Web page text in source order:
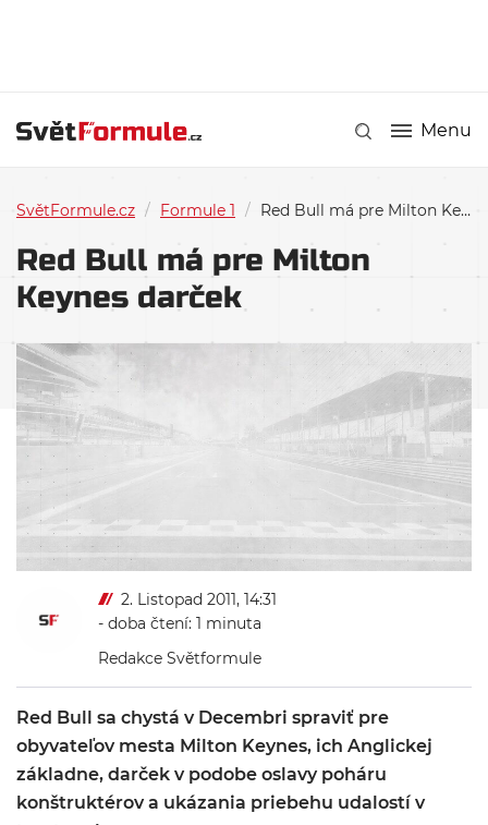
Menu
SvětFormule.cz / Formule 1 / Red Bull má pre Milton Keynes darček
Red Bull má pre Milton
Keynes darček
2. Listopad 2011, 14:31
- doba čtení: 1 minuta
Redakce Světformule
Red Bull sa chystá v Decembri spraviť pre
obyvateľov mesta Milton Keynes, ich Anglickej
základne, darček v podobe oslavy poháru
konštruktérov a ukázania priebehu udalostí v